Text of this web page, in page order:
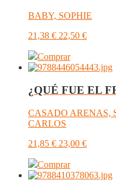
BABY, SOPHIE
21,38 € 22,50 €
Comprar
¿QUÉ FUE EL
CASADO ARENAS,
CARLOS
21,85 € 23,00 €
Comprar